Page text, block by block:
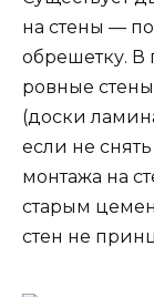
на стены —
обрешетку. В
ровные
(доски
если не
монтажа на
старым
стен не